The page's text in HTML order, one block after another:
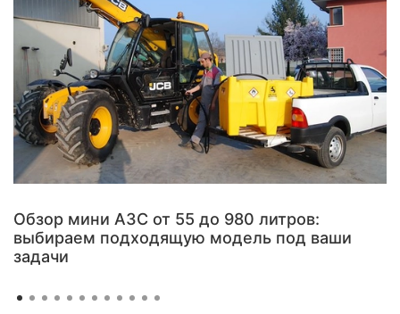
Обзор мини АЗС от 55 до 980 литров:
выбираем подходящую модель под ваши
задачи